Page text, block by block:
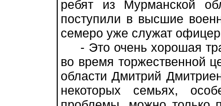
ребят из Мурманской
поступили в высшие
семеро уже служат
- Это очень хорошая
во время торжественной
области Дмитрий
некоторых семьях,